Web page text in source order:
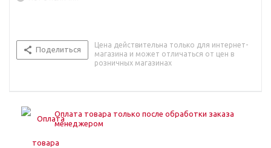
Поделиться
Цена действительна только для интернет-
магазина и может отличаться от цен в
розничных магазинах
Оплата товара только после обработки заказа
менеджером